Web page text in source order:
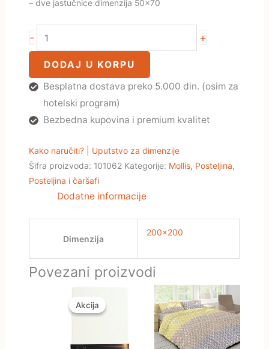
– dve jastučnice dimenzija 50×70
- +
DODAJ U KORPU
Besplatna dostava preko 5.000 din. (osim za
hotelski program)
Bezbedna kupovina i premium kvalitet
Kako naručiti?
Uputstvo za dimenzije
Šifra proizvoda: 101062 Kategorije: Mollis, Posteljina,
Posteljina i čaršafi
Dodatne informacije
Dimenzija
200×200
Povezani proizvodi
Akcija
Akcija
1.104,00 RSD
1.815,00 RSD
Raspon
cena:
od
2.619,00
do
3.848,00